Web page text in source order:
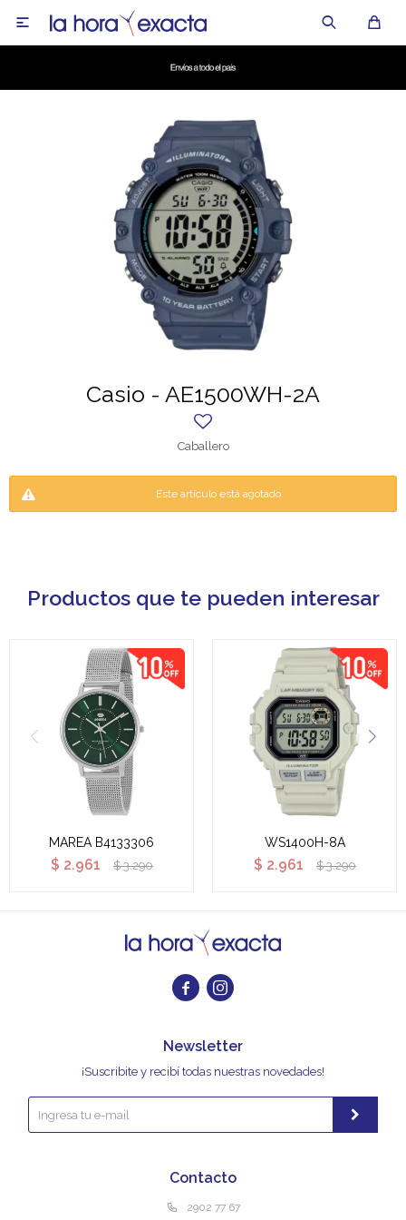

Casio - AE1500WH-2A
Caballero
Este artículo está agotado.
Productos que te pueden interesar
MAREA B4133306
$ 2.961 $ 3.290
WS1400H-8A
$ 2.961 $ 3.290
 
Contacto
2902 77 67
Newsletter
¡Suscribite y recibí todas nuestras novedades!